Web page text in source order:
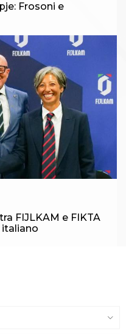
Frosoni e
FIJLKAM e FIKTA
italiano